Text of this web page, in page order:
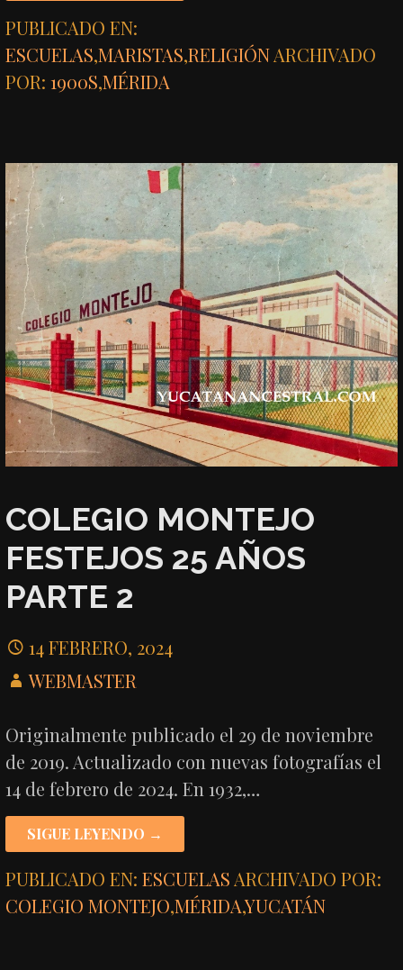
PUBLICADO EN:
ESCUELAS,MARISTAS,RELIGIÓNARCHIVADO
POR:1900S,MÉRIDA
COLEGIO MONTEJO
FESTEJOS 25 AÑOS
PARTE 2
14 FEBRERO, 2024
WEBMASTER
Originalmente publicado el 29 de noviembre
de 2019. Actualizado con nuevas fotografías el
14 de febrero de 2024. En 1932,…
SIGUE LEYENDO →
PUBLICADO EN:ESCUELAS ARCHIVADO POR:
COLEGIO MONTEJO,MÉRIDA,YUCATÁN